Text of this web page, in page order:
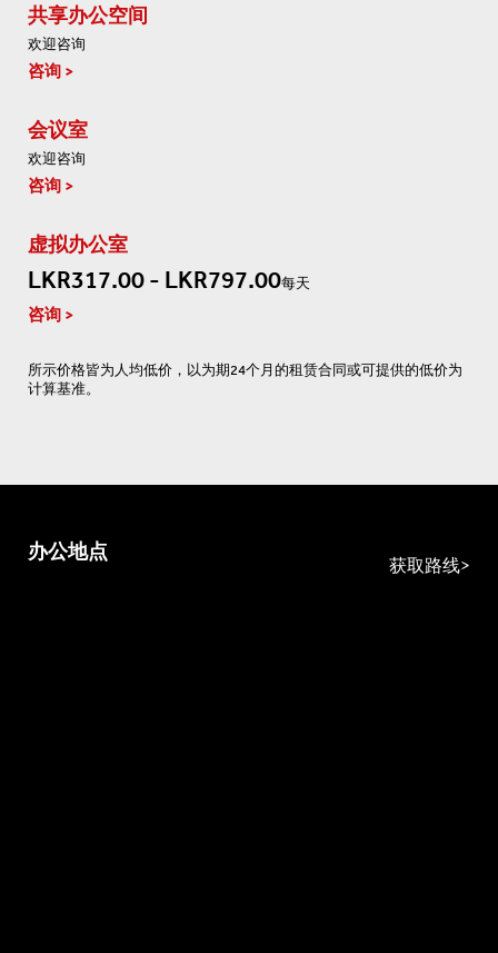
共享办公空间
欢迎咨询
咨询
会议室
欢迎咨询
咨询
虚拟办公室
LKR317.00 - LKR797.00每天
咨询
所示价格皆为人均低价，以为期24个月的租赁合同或可提供的低价为
计算基准。
办公地点
获取路线